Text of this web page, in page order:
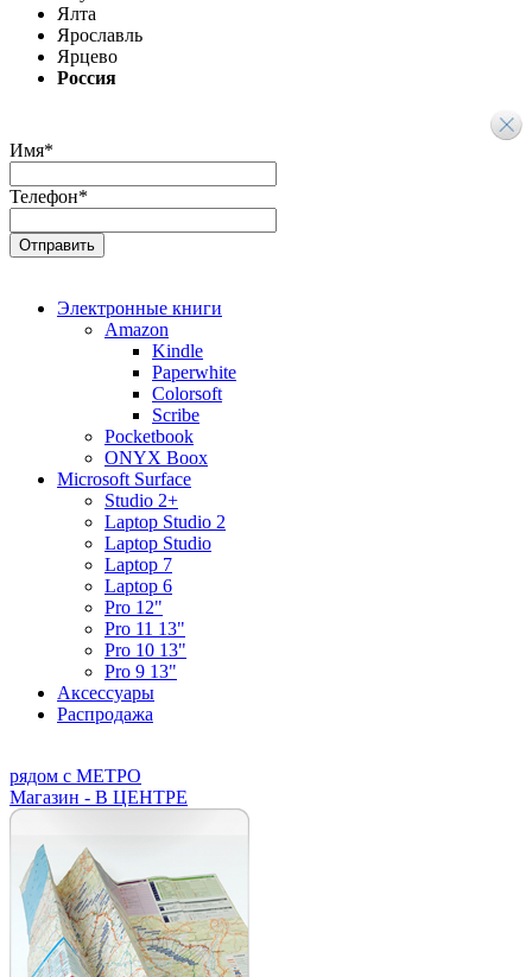
Ялта
Ярославль
Ярцево
Россия
Имя*
Телефон*
Электронные книги
Amazon
Kindle
Paperwhite
Colorsoft
Scribe
Pocketbook
ONYX Boox
Microsoft Surface
Studio 2+
Laptop Studio 2
Laptop Studio
Laptop 7
Laptop 6
Pro 12"
Pro 11 13"
Pro 10 13"
Pro 9 13"
Аксессуары
Распродажа
рядом с МЕТРО
Магазин - В ЦЕНТРЕ